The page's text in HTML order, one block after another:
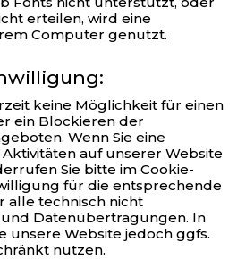
erteilen, wird eine
Computer genutzt.
keine Möglichkeit für einen
ein Blockieren der
Wenn Sie eine
auf unserer Website
Sie bitte im Cookie-
für die entsprechende
alle technisch nicht
Datenübertragungen. In
unsere Website jedoch ggfs.
nutzen.